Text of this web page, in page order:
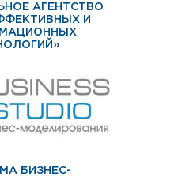
АГЕНТСТВО
И
БИЗНЕС-